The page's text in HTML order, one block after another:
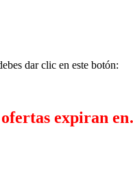
dar clic en este botón:
expiran